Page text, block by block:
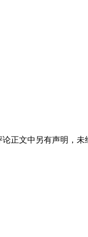
正文中另有声明，